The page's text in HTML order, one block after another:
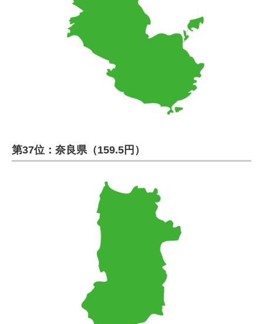
第37位：奈良県（159.5円）